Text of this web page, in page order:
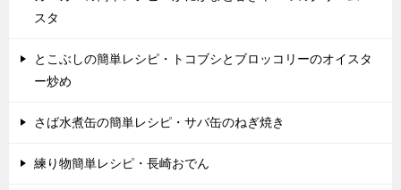
スタ
とこぶしの簡単レシピ・トコブシとブロッコリーのオイスタ
ー炒め
さば水煮缶の簡単レシピ・サバ缶のねぎ焼き
練り物簡単レシピ・長崎おでん